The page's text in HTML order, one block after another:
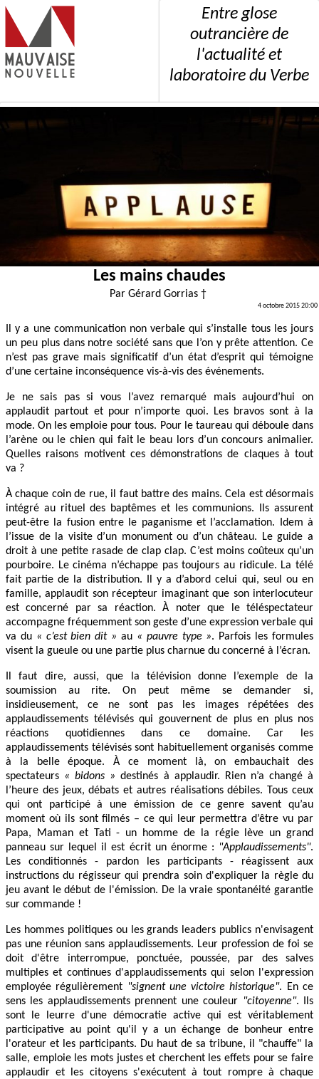
Entre glose
outrancière de
l'actualité et
laboratoire du Verbe
Les mains chaudes
Par Gérard Gorrias †
4 octobre 2015 20:00
Il y a une communication non verbale qui s’installe tous les jours
un peu plus dans notre société sans que l’on y prête attention. Ce
n’est pas grave mais significatif d’un état d’esprit qui témoigne
d’une certaine inconséquence vis-à-vis des événements.
Je ne sais pas si vous l’avez remarqué mais aujourd’hui on
applaudit partout et pour n’importe quoi. Les bravos sont à la
mode. On les emploie pour tous. Pour le taureau qui déboule dans
l’arène ou le chien qui fait le beau lors d’un concours animalier.
Quelles raisons motivent ces démonstrations de claques à tout
va ?
À chaque coin de rue, il faut battre des mains. Cela est désormais
intégré au rituel des baptêmes et les communions. Ils assurent
peut-être la fusion entre le paganisme et l’acclamation. Idem à
l’issue de la visite d’un monument ou d’un château. Le guide a
droit à une petite rasade de clap clap. C’est moins coûteux qu’un
pourboire. Le cinéma n’échappe pas toujours au ridicule. La télé
fait partie de la distribution. Il y a d’abord celui qui, seul ou en
famille, applaudit son récepteur imaginant que son interlocuteur
est concerné par sa réaction. À noter que le téléspectateur
accompagne fréquemment son geste d’une expression verbale qui
va du « c’est bien dit » au « pauvre type ». Parfois les formules
visent la gueule ou une partie plus charnue du concerné à l’écran.
Il faut dire, aussi, que la télévision donne l’exemple de la
soumission au rite. On peut même se demander si,
insidieusement, ce ne sont pas les images répétées des
applaudissements télévisés qui gouvernent de plus en plus nos
réactions quotidiennes dans ce domaine. Car les
applaudissements télévisés sont habituellement organisés comme
à la belle époque. À ce moment là, on embauchait des
spectateurs « bidons » destinés à applaudir. Rien n’a changé à
l’heure des jeux, débats et autres réalisations débiles. Tous ceux
qui ont participé à une émission de ce genre savent qu’au
moment où ils sont filmés – ce qui leur permettra d’être vu par
Papa, Maman et Tati - un homme de la régie lève un grand
panneau sur lequel il est écrit un énorme : "Applaudissements".
Les conditionnés - pardon les participants - réagissent aux
instructions du régisseur qui prendra soin d'expliquer la règle du
jeu avant le début de l'émission. De la vraie spontanéité garantie
sur commande !
Les hommes politiques ou les grands leaders publics n'envisagent
pas une réunion sans applaudissements. Leur profession de foi se
doit d'être interrompue, ponctuée, poussée, par des salves
multiples et continues d'applaudissements qui selon l'expression
employée régulièrement "signent une victoire historique". En ce
sens les applaudissements prennent une couleur "citoyenne". Ils
sont le leurre d'une démocratie active qui est véritablement
participative au point qu'il y a un échange de bonheur entre
l'orateur et les participants. Du haut de sa tribune, il "chauffe" la
salle, emploie les mots justes et cherchent les effets pour se faire
applaudir et les citoyens s'exécutent à tout rompre à chaque